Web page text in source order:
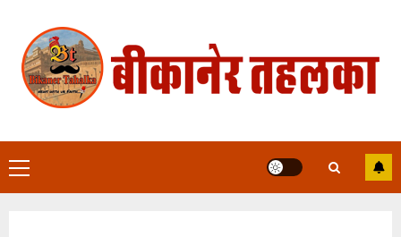
content
Primary
Menu